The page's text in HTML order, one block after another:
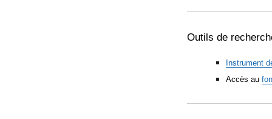
Outils de
Instrument
Accès au